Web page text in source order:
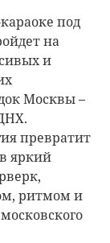
под
на
и
Москвы –
превратит
яркий
ритмом и